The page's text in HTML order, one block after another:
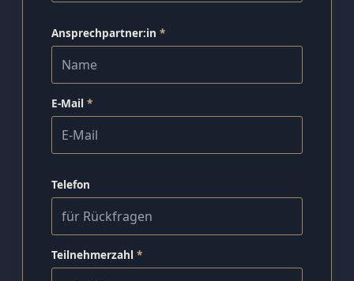
Ansprechpartner:in *
E-Mail *
Telefon
Teilnehmerzahl *